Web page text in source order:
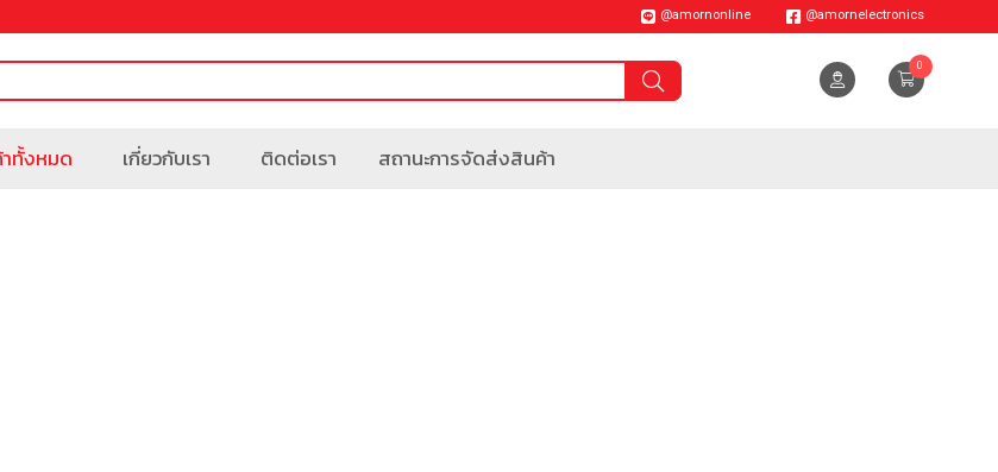
0
@amornonline @amornelectronics
ทั้งหมด เกี่ยวกับเรา ติดต่อเรา สถานะการจัดส่งสินค้า